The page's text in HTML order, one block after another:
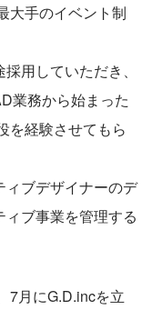
大手のイベント制
用していただき、
業務から始まった
を経験させてもら
ィブデザイナーのデ
ブ事業を管理する
7月にG.D.incを立